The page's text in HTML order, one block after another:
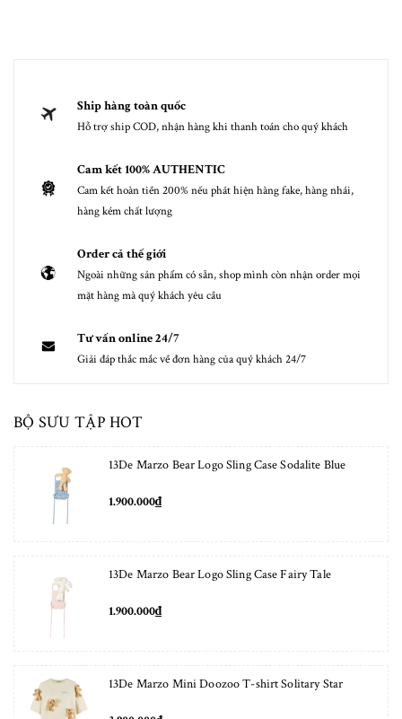
Ship hàng toàn quốc
Hỗ trợ ship COD, nhận hàng khi thanh toán cho quý khách
Cam kết 100% AUTHENTIC
Cam kết hoàn tiền 200% nếu phát hiện hàng fake, hàng nhái,
hàng kém chất lượng
Order cả thế giới
Ngoài những sản phẩm có sẵn, shop mình còn nhận order mọi
mặt hàng mà quý khách yêu cầu
Tư vấn online 24/7
Giải đáp thắc mắc về đơn hàng của quý khách 24/7
BỘ SƯU TẬP HOT
13De Marzo Bear Logo Sling Case Sodalite Blue
1.900.000₫
13De Marzo Bear Logo Sling Case Fairy Tale
1.900.000₫
13De Marzo Mini Doozoo T-shirt Solitary Star